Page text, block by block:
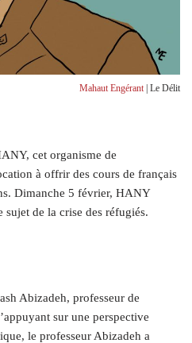
Mahaut Engérant | Le Délit
cet organisme de
à offrir des cours de français
Dimanche 5 février, HANY
de la crise des réfugiés.
Abizadeh, professeur de
sur une perspective
le professeur Abizadeh a